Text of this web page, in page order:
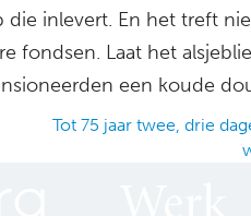
inlevert. En het treft
fondsen. Laat het
een koude
Tot 75 jaar twee, drie